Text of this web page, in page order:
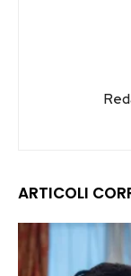
ARTICOLI